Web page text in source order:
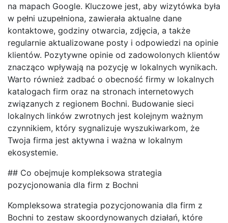
na mapach Google. Kluczowe jest, aby wizytówka była
w pełni uzupełniona, zawierała aktualne dane
kontaktowe, godziny otwarcia, zdjęcia, a także
regularnie aktualizowane posty i odpowiedzi na opinie
klientów. Pozytywne opinie od zadowolonych klientów
znacząco wpływają na pozycję w lokalnych wynikach.
Warto również zadbać o obecność firmy w lokalnych
katalogach firm oraz na stronach internetowych
związanych z regionem Bochni. Budowanie sieci
lokalnych linków zwrotnych jest kolejnym ważnym
czynnikiem, który sygnalizuje wyszukiwarkom, że
Twoja firma jest aktywna i ważna w lokalnym
ekosystemie.
## Co obejmuje kompleksowa strategia
pozycjonowania dla firm z Bochni
Kompleksowa strategia pozycjonowania dla firm z
Bochni to zestaw skoordynowanych działań, które